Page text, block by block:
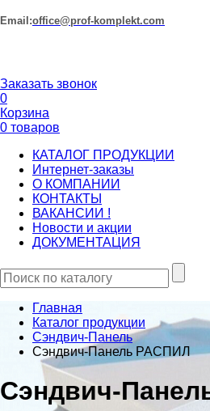
Еmail:office@prof-komplekt.com
Заказать звонок
0
Корзина
0 товаров
КАТАЛОГ ПРОДУКЦИИ
Интернет-заказы
О КОМПАНИИ
КОНТАКТЫ
ВАКАНСИИ !
Новости и акции
ДОКУМЕНТАЦИЯ
Главная
Каталог продукции
Сэндвич-Панель
Сэндвич-Панель РАСПИЛ
Сэндвич-